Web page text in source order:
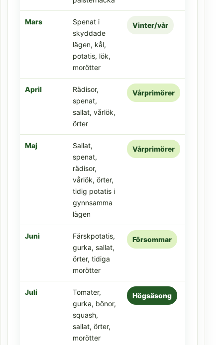
Mars
Spenat i
skyddade
lägen, kål,
potatis, lök,
morötter
Vinter/vår
April
Rädisor,
spenat,
sallat, vårlök,
örter
Vårprimörer
Maj
Sallat,
spenat,
rädisor,
vårlök, örter,
tidig potatis i
gynnsamma
lägen
Vårprimörer
Juni
Färskpotatis,
gurka, sallat,
örter, tidiga
morötter
Försommar
Juli
Tomater,
gurka, bönor,
squash,
sallat, örter,
morötter
Högsäsong